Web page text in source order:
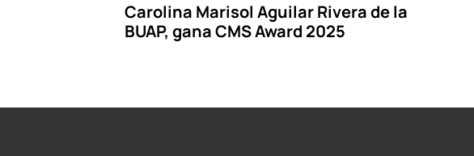
Carolina Marisol Aguilar Rivera de la
BUAP, gana CMS Award 2025